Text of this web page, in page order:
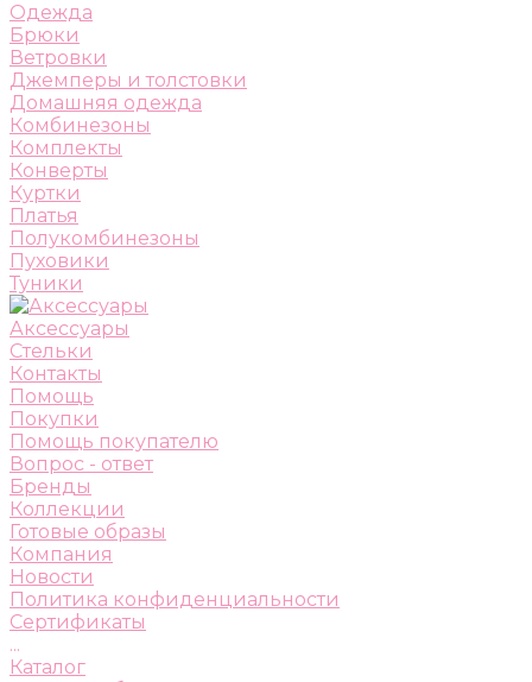
Одежда
Брюки
Ветровки
Джемперы и толстовки
Домашняя одежда
Комбинезоны
Комплекты
Конверты
Куртки
Платья
Полукомбинезоны
Пуховики
Туники
Аксессуары
Стельки
Контакты
Помощь
Покупки
Помощь покупателю
Вопрос - ответ
Бренды
Коллекции
Готовые образы
Компания
Новости
Политика конфиденциальности
Сертификаты
...
Каталог